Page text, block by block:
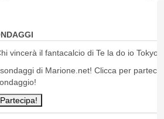
vincerà il fantacalcio di Te la do io Tokyo?
di Marione.net! Clicca per